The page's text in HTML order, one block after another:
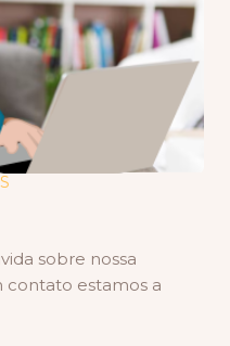
sobre nossa
contato estamos a